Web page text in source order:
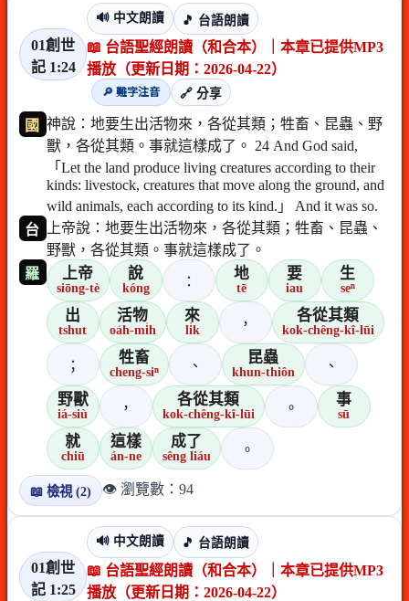
01創世
記 1:24
🔊 中文朗讀 🎵 台語朗讀
📖 台語聖經朗讀（和合本）｜本章已提供MP3
播放（更新日期：2026-04-22）
🔎 難字注音
🔗 分享
國 神說：地要生出活物來，各從其類；牲畜、昆蟲、野
獸，各從其類。事就這樣成了。 24 And God said,
「Let the land produce living creatures according to their
kinds: livestock, creatures that move along the ground, and
wild animals, each according to its kind.」 And it was so.
台
上帝說：地要生出活物來，各從其類；牲畜、昆蟲、
野獸，各從其類。事就這樣成了。
羅
上帝
siōng-tè
說
kóng ： 地
tē
要
iau
生
seⁿ
出
tshut
活物
oa̍h-mi̍h
來
li̍k ， 各從其類
kok-chêng-kî-lūi
； 牲畜
cheng-siⁿ 、 昆蟲
khun-thiôn 、
野獸
iá-siù ， 各從其類
kok-chêng-kî-lūi 。 事
sū
就
chiū
這樣
án-ne
成了
sêng liáu 。
📖 檢視 (2) 👁️ 瀏覽數：94
01創世
記 1:25
🔊 中文朗讀 🎵 台語朗讀
📖 台語聖經朗讀（和合本）｜本章已提供MP3
播放（更新日期：2026-04-22）